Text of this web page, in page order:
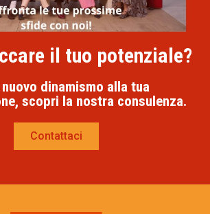
il tuo potenziale?
nuovo dinamismo alla tua
scopri la nostra consulenza.
Contattaci